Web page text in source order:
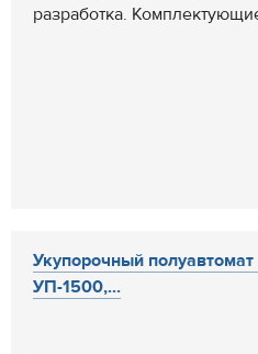
разработка.
Укупорочный
УП-1500,...